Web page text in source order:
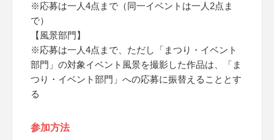
※応募は一人4点まで（同一イベントは一人2点ま
で）
【風景部門】
※応募は一人4点まで、ただし「まつり・イベント
部門」の対象イベント風景を撮影した作品は、「ま
つり・イベント部門」への応募に振替えることとす
る
参加方法